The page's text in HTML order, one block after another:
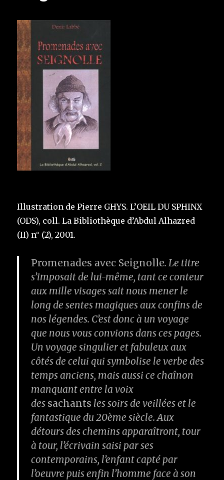
Illustration de Pierre GHYS. L’OEIL DU SPHINX
(ODS), coll. La Bibliothèque d’Abdul Alhazred
(II) n° (2), 2001.
Promenades avec Seignolle. Le titre
s’imposait de lui-même, tant ce conteur
aux mille visages sait nous mener le
long de sentes magiques aux confins de
nos légendes. C’est donc à un voyage
que nous vous convions dans ces pages.
Un voyage singulier et fabuleux aux
côtés de celui qui symbolise le verbe des
temps anciens, mais aussi ce chaînon
manquant entre la voix
des sachants les soirs de veillées et le
fantastique du 20ème siècle. Aux
détours des chemins apparaîtront, tour
à tour, l’écrivain saisi par ses
contemporains, l’enfant capté par
l’oeuvre puis enfin l’homme face à son